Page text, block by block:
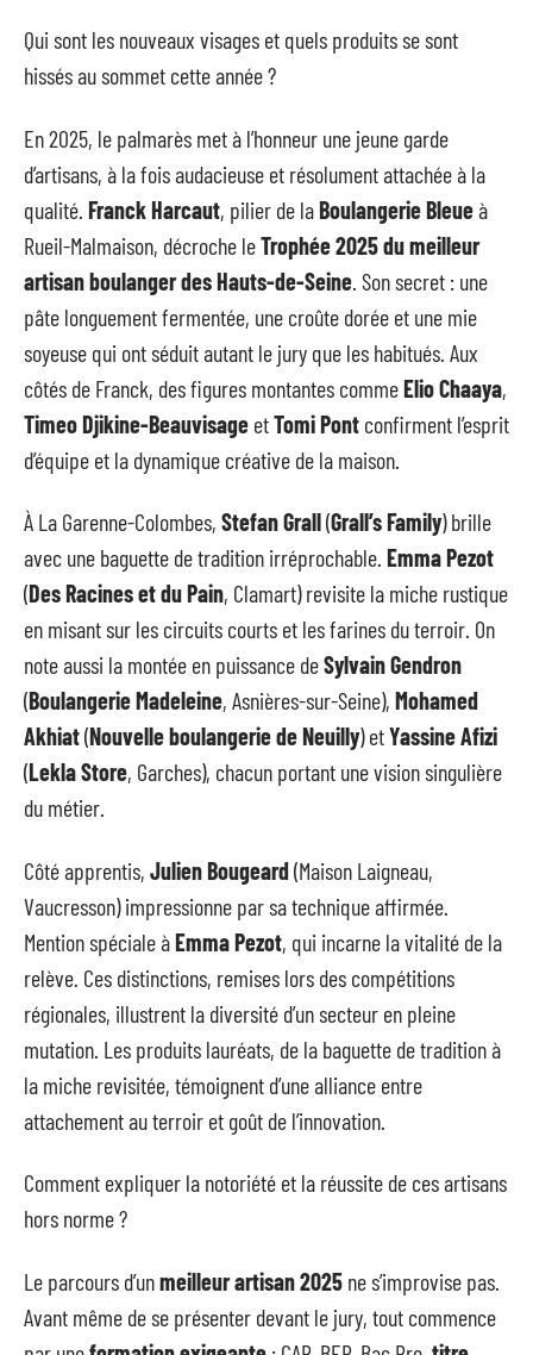
Qui sont les nouveaux visages et quels produits se sont
hissés au sommet cette année ?
En 2025, le palmarès met à l’honneur une jeune garde
d’artisans, à la fois audacieuse et résolument attachée à la
qualité. Franck Harcaut, pilier de laBoulangerie Bleueà
Rueil-Malmaison, décroche leTrophée 2025 du meilleur
artisan boulanger des Hauts-de-Seine . Son secret : une
pâte longuement fermentée, une croûte dorée et une mie
soyeuse qui ont séduit autant le jury que les habitués. Aux
côtés de Franck, des figures montantes commeElio Chaaya,
Timeo Djikine-Beauvisage etTomi Pont confirment l’esprit
d’équipe et la dynamique créative de la maison.
À La Garenne-Colombes, Stefan Grall(Grall’s Family) brille
avec une baguette de tradition irréprochable. Emma Pezot
(Des Racines et du Pain, Clamart) revisite la miche rustique
en misant sur les circuits courts et les farines du terroir. On
note aussi la montée en puissance deSylvain Gendron
(Boulangerie Madeleine, Asnières-sur-Seine), Mohamed
Akhiat(Nouvelle boulangerie de Neuilly) etYassine Afizi
(Lekla Store, Garches), chacun portant une vision singulière
du métier.
Côté apprentis, Julien Bougeard(Maison Laigneau,
Vaucresson) impressionne par sa technique affirmée.
Mention spéciale àEmma Pezot, qui incarne la vitalité de la
relève. Ces distinctions, remises lors des compétitions
régionales, illustrent la diversité d’un secteur en pleine
mutation. Les produits lauréats, de la baguette de tradition à
la miche revisitée, témoignent d’une alliance entre
attachement au terroir et goût de l’innovation.
Comment expliquer la notoriété et la réussite de ces artisans
hors norme ?
Le parcours d’unmeilleur artisan 2025 ne s’improvise pas.
Avant même de se présenter devant le jury, tout commence